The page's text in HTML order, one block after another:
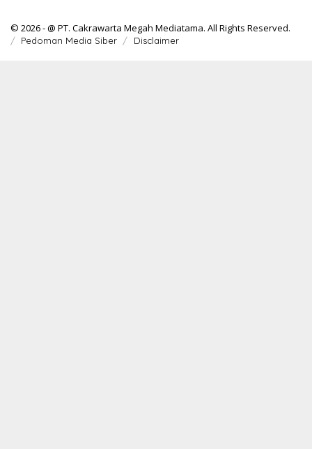
© 2026 - @ PT. Cakrawarta Megah Mediatama. All Rights Reserved.
Pedoman Media Siber Disclaimer